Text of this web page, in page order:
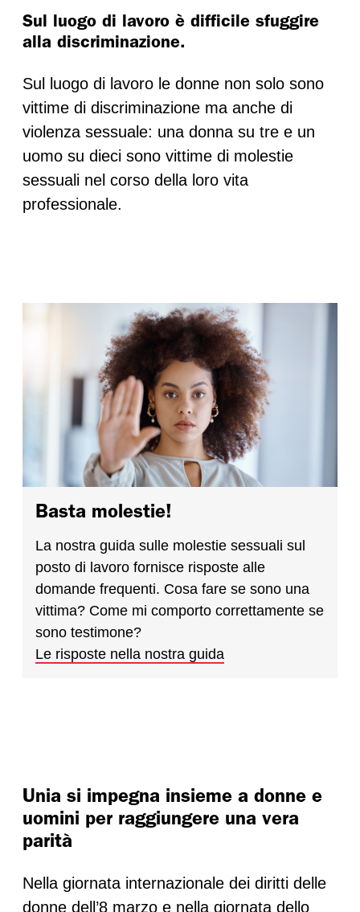
Sul luogo di lavoro è difficile sfuggire
alla discriminazione.
Sul luogo di lavoro le donne non solo sono
vittime di discriminazione ma anche di
violenza sessuale: una donna su tre e un
uomo su dieci sono vittime di molestie
sessuali nel corso della loro vita
professionale.
Basta molestie!
La nostra guida sulle molestie sessuali sul
posto di lavoro fornisce risposte alle
domande frequenti. Cosa fare se sono una
vittima? Come mi comporto correttamente se
sono testimone?
Le risposte nella nostra guida
Unia si impegna insieme a donne e
uomini per raggiungere una vera
parità
Nella giornata internazionale dei diritti delle
donne dell’8 marzo e nella giornata dello